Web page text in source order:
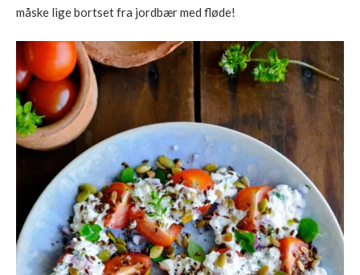
måske lige bortset fra jordbær med fløde!